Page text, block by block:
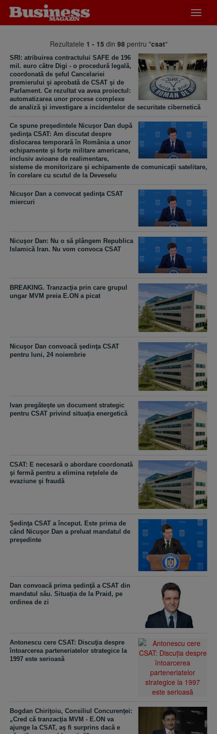
meniu
Rezultatele 1 - 15 din 98pentru "csat"
SRI: atribuirea contractului SAFE de 196
mil. euro către Digi - o procedură legală,
coordonată de şeful Cancelariei
premierului şi aprobată de CSAT şi de
Parlament. Ce rezultat va avea proiectul:
automatizarea unor procese complexe
de analiză şi investigare a incidentelor de securitate cibernetică
Ce spune preşedintele Nicuşor Dan după
şedinţa CSAT: Am discutat despre
dislocarea temporară în România a unor
echipamente şi forţe militare americane,
inclusiv avioane de realimentare,
sisteme de monitorizare şi echipamente de comunicaţii satelitare,
în corelare cu scutul de la Deveselu
Nicuşor Dan a convocat şedinţa CSAT
miercuri
Nicuşor Dan: Nu o să plângem Republica
Islamică Iran. Nu vom convoca CSAT
BREAKING. Tranzacţia prin care grupul
ungar MVM preia E.ON a picat
Nicuşor Dan convoacă şedinţa CSAT
pentru luni, 24 noiembrie
Ivan pregăteşte un document strategic
pentru CSAT privind situaţia energetică
CSAT: E necesară o abordare coordonată
şi fermă pentru a elimina reţelele de
evaziune şi fraudă
Şedinţa CSAT a început. Este prima de
când Nicuşor Dan a preluat mandatul de
preşedinte
Dan convoacă prima şedinţă a CSAT din
mandatul său. Situaţia de la Praid, pe
ordinea de zi
Antonescu cere CSAT: Discuţia despre
întoarcerea parteneriatelor strategice la
1997 este serioasă
Bogdan Chiriţoiu, Consiliul Concurenţei:
„Cred că tranzacţia MVM - E.ON va
ajunge la CSAT, aş fi surprins dacă e